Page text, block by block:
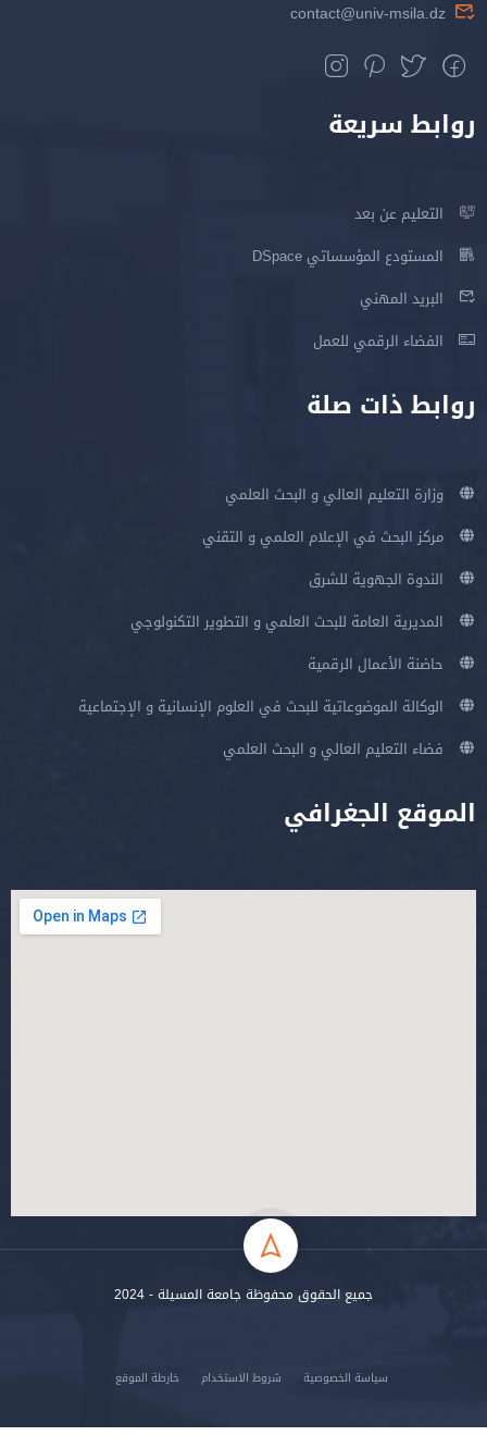
contact@univ-msila.dz
روابط سريعة
التعليم عن بعد
المستودع المؤسساتي DSpace
البريد المهني
الفضاء الرقمي للعمل
روابط ذات صلة
وزارة التعليم العالي و البحث العلمي
مركز البحث في الإعلام العلمي و التقني
الندوة الجهوية للشرق
المديرية العامة للبحث العلمي و التطوير التكنولوجي
حاضنة الأعمال الرقمية
الوكالة الموضوعاتية للبحث في العلوم الإنسانية و الإجتماعية
فضاء التعليم العالي و البحث العلمي
الموقع الجغرافي
جميع الحقوق محفوظة جامعة المسيلة - 2024
سياسة الخصوصية شروط الاستخدام خارطة الموقع